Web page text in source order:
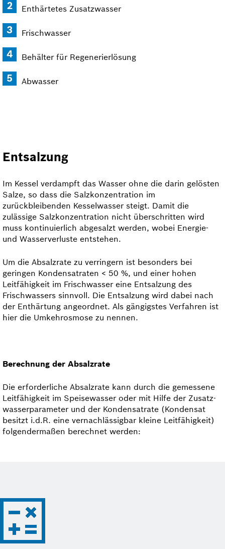
Enthärtetes Zusatzwasser
Frischwasser
Behälter für Regenerierlösung
Abwasser
Entsalzung
Im Kessel verdampft das Wasser ohne die darin gelösten
Salze, so dass die Salz­konzentration im
zurückbleibenden Kesselwasser steigt. Damit die
zulässige Salz­konzentration nicht überschritten wird
muss kontinuierlich abgesalzt werden, wobei Energie-
und Wasserverluste entstehen.
Um die Absalzrate zu verringern ist besonders bei
geringen Kondensatraten < 50 %, und einer hohen
Leitfähigkeit im Frischwasser eine Entsalzung des
Frischwassers sinnvoll. Die Entsalzung wird dabei nach
der Enthärtung angeordnet. Als gängigstes Verfahren ist
hier die Umkehrosmose zu nennen.
Berechnung der Absalzrate
Die erforderliche Absalzrate kann durch die gemessene
Leitfähigkeit im Speisewasser oder mit Hilfe der Zusatz­
wasserparameter und der Kondensatrate (Kondensat
besitzt i.d.R. eine vernachlässigbar kleine Leitfähigkeit)
folgendermaßen berechnet werden: